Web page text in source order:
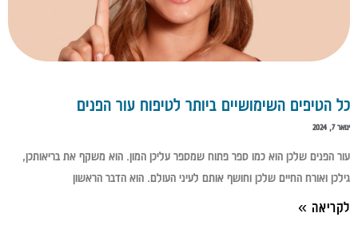
כל הטיפים השימושיים ביותר לטיפוח עור הפנים
ינואר 7, 2024
עור הפנים שלכן הוא כמו ספר פתוח שמספר עליכן המון. הוא משקף את בריאותכן,
גילכן ואורח החיים שלכן וחושף אותם לעיני העולם. הוא הדבר הראשון
לקריאה »